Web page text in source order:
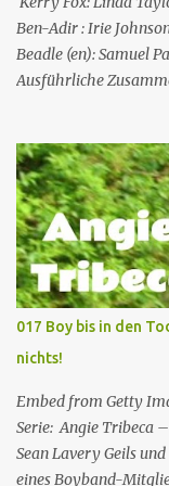
„Frettchengesicht“
Ben-Adir : Irie
Beadle (en): Samuel
Ausführliche
wird einer der
Zimmer aufgefunden,
sich um Humphrey
dem Zeitpunkt, als
Zeitpunkt, als seine
gegangen ist.
wo es ein Hotel
(Elliot und Charlie)
gemeinsam im
017 Boy bis in den
nichts!
Embed from Getty
Serie: Angie Tribeca
Sean Lavery Geils
eines Boyband-